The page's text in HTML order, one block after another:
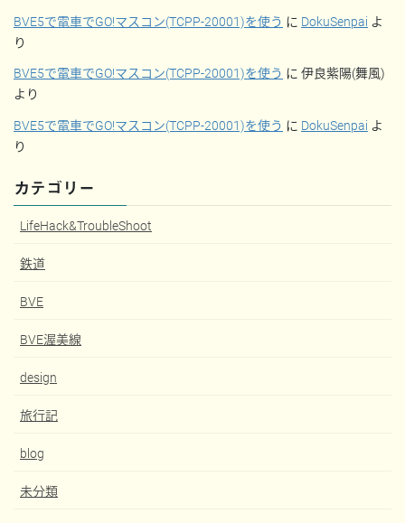
BVE5で電車でGO!マスコン(TCPP-20001)を使う に DokuSenpai よ
り
BVE5で電車でGO!マスコン(TCPP-20001)を使う に 伊良紫陽(舞風)
より
BVE5で電車でGO!マスコン(TCPP-20001)を使う に DokuSenpai よ
り
カテゴリー
LifeHack&TroubleShoot
鉄道
BVE
BVE渥美線
design
旅行記
blog
未分類